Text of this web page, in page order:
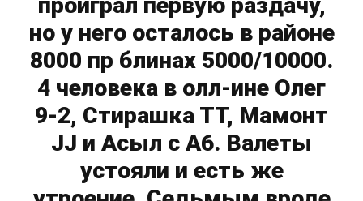
проиграл первую раздачу,
но у него осталось в районе
8000 пр блинах 5000/10000.
4 человека в олл-ине Олег
9-2, Стирашка ТТ, Мамонт
JJ и Асыл с A6. Валеты
устояли и есть же